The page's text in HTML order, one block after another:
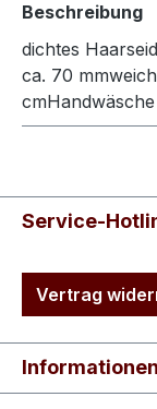
Beschreibung
dichtes
ca. 70
Service-
Vertrag
Informationen